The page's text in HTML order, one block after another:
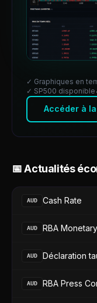
✓ Graphiques en
✓ SP500 disponible
Accéder à
📅 Actualités
AUD Cash Rate
AUD RBA
AUD Déclaration
AUD RBA Press